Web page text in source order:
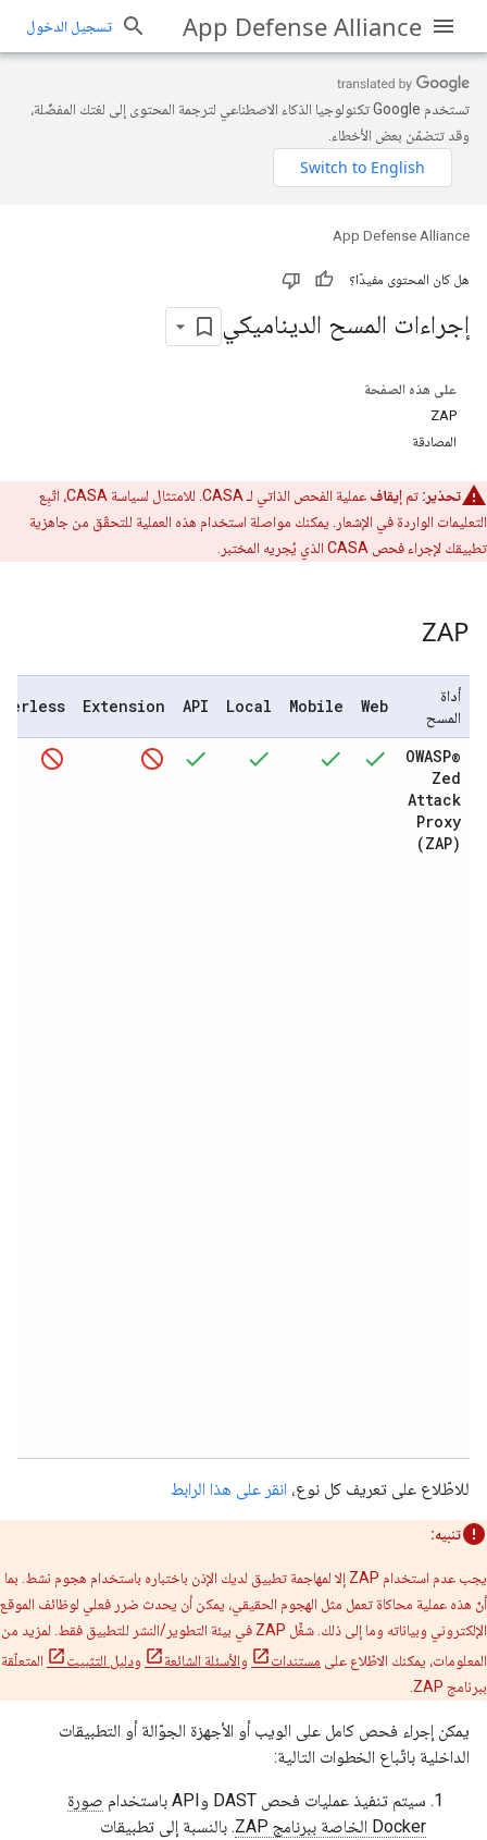
App Defense Alliance تسجيل الدخول
تستخدم Google تكنولوجيا الذكاء الاصطناعي لترجمة المحتوى إلى لغتك المفضّلة،
وقد تتضمّن بعض الأخطاء.
App Defense Alliance
هل كان المحتوى مفيدًا؟
إجراءات المسح الديناميكي
على هذه الصفحة
ZAP
المصادقة
تحذير: تم إيقاف
عملية الفحص الذاتي لـ CASA. للامتثال لسياسة CASA، اتّبِع
التعليمات الواردة في الإشعار. يمكنك مواصلة استخدام هذه العملية للتحقّق من جاهزية
تطبيقك لإجراء فحص CASA الذي يُجريه المختبر.
ZAP
أداة
المسح
Web
Mobile
Local
API
Extension
OWASP®
Zed
Attack
Proxy
(ZAP)
للاطّلاع على تعريف كل نوع، انقر على هذا الرابط
تنبيه:
يجب عدم استخدام ZAP إلا لمهاجمة تطبيق لديك الإذن باختباره باستخدام هجوم نشط. بما
أنّ هذه عملية محاكاة تعمل مثل الهجوم الحقيقي، يمكن أن يحدث ضرر فعلي لوظائف الموقع
الإلكتروني وبياناته وما إلى ذلك. شغِّل ZAP في بيئة التطوير/النشر للتطبيق فقط. لمزيد من
المعلومات، يمكنك الاطّلاع على مستندات والأسئلة الشائعة ودليل التثبيت
المتعلّقة
ببرنامج ZAP.
يمكن إجراء فحص كامل على الويب أو الأجهزة الجوّالة أو التطبيقات
الداخلية باتّباع الخطوات التالية:
سيتم تنفيذ عمليات فحص DAST وAPI باستخدام
صورة
Docker الخاصة ببرنامج ZAP
. بالنسبة إلى تطبيقات